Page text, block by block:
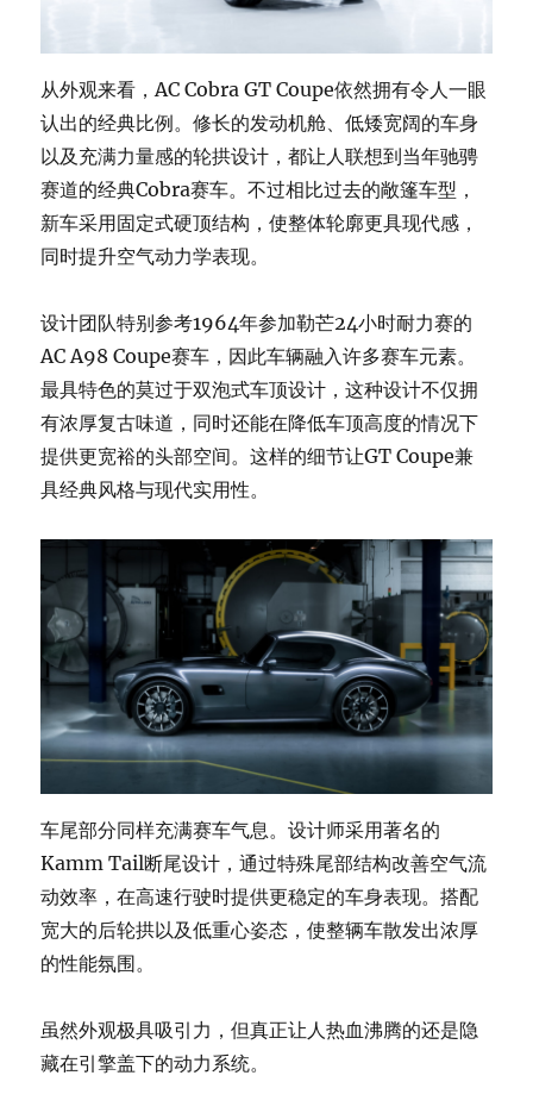
从外观来看，AC Cobra GT Coupe依然拥有令人一眼
认出的经典比例。修长的发动机舱、低矮宽阔的车身
以及充满力量感的轮拱设计，都让人联想到当年驰骋
赛道的经典Cobra赛车。不过相比过去的敞篷车型，
新车采用固定式硬顶结构，使整体轮廓更具现代感，
同时提升空气动力学表现。
设计团队特别参考1964年参加勒芒24小时耐力赛的
AC A98 Coupe赛车，因此车辆融入许多赛车元素。
最具特色的莫过于双泡式车顶设计，这种设计不仅拥
有浓厚复古味道，同时还能在降低车顶高度的情况下
提供更宽裕的头部空间。这样的细节让GT Coupe兼
具经典风格与现代实用性。
车尾部分同样充满赛车气息。设计师采用著名的
Kamm Tail断尾设计，通过特殊尾部结构改善空气流
动效率，在高速行驶时提供更稳定的车身表现。搭配
宽大的后轮拱以及低重心姿态，使整辆车散发出浓厚
的性能氛围。
虽然外观极具吸引力，但真正让人热血沸腾的还是隐
藏在引擎盖下的动力系统。